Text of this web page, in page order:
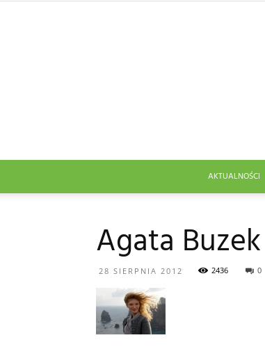
AKTUALNOŚCI
Agata
28 SIERPNIA 2012 2436 0